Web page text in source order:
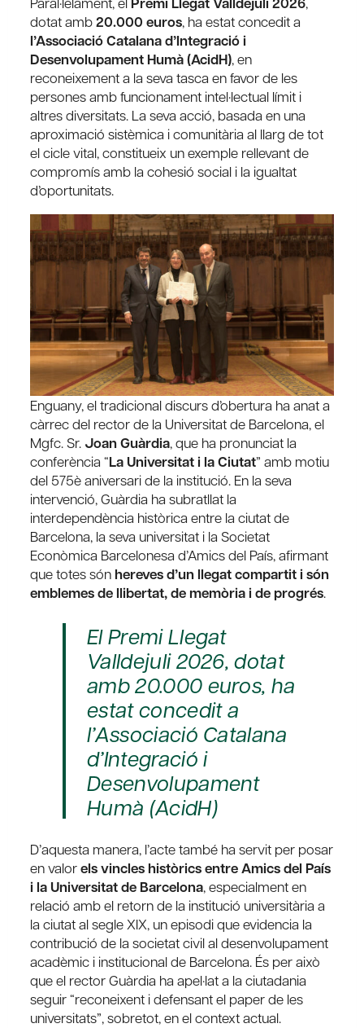
dotat amb20.000 euros, ha estat concedit a
l’Associació Catalana d’Integració i
Desenvolupament Humà (AcidH), en
reconeixement a la seva tasca en favor de les
persones amb funcionament intel·lectual límit i
altres diversitats. La seva acció, basada en una
aproximació sistèmica i comunitària al llarg de tot
el cicle vital, constitueix un exemple rellevant de
compromís amb la cohesió social i la igualtat
d’oportunitats.
Enguany, el tradicional discurs d’obertura ha anat a
càrrec del rector de la Universitat de Barcelona, el
Mgfc. Sr. Joan Guàrdia, que ha pronunciat la
conferència “La Universitat i la Ciutat” amb motiu
del 575è aniversari de la institució. En la seva
intervenció, Guàrdia ha subratllat la
interdependència històrica entre la ciutat de
Barcelona, la seva universitat i la Societat
Econòmica Barcelonesa d’Amics del País, afirmant
que totes són hereves d’un llegat compartit i són
emblemes de llibertat, de memòria i de progrés.
El Premi Llegat
Valldejuli 2026, dotat
amb 20.000 euros, ha
estat concedit a
l’Associació Catalana
d’Integració i
Desenvolupament
Humà (AcidH)
D’aquesta manera, l’acte també ha servit per posar
en valorels vincles històrics entre Amics del País
i la Universitat de Barcelona, especialment en
relació amb el retorn de la institució universitària a
la ciutat al segle XIX, un episodi que evidencia la
contribució de la societat civil al desenvolupament
acadèmic i institucional de Barcelona. És per això
que el rector Guàrdia ha apel·lat a la ciutadania
seguir “reconeixent i defensant el paper de les
universitats”, sobretot, en el context actual.